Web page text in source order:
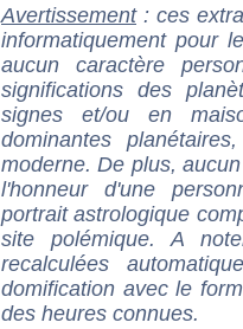
Avertissement: ces
informatiquement pour
aucun caractère
significations des
signes et/ou en
dominantes
moderne. De plus,
l'honneur d'une
portrait astrologique
site polémique. A
recalculées
domification avec le
des heures connues.